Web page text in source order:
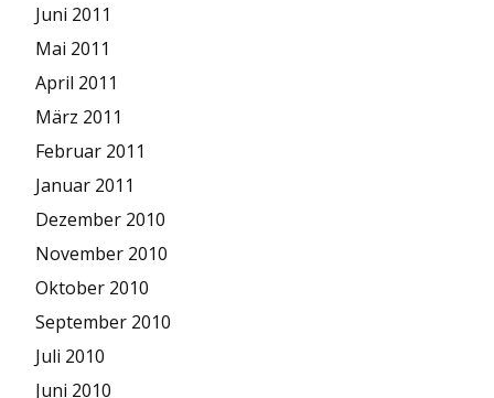
Juni 2011
Mai 2011
April 2011
März 2011
Februar 2011
Januar 2011
Dezember 2010
November 2010
Oktober 2010
September 2010
Juli 2010
Juni 2010